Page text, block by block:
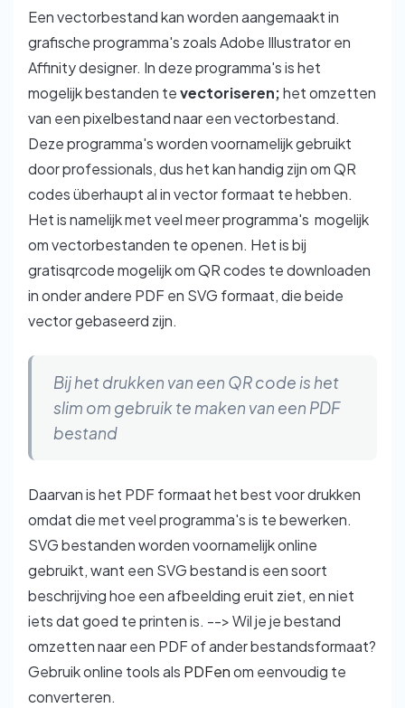
Een vectorbestand kan worden aangemaakt in
grafische programma's zoals Adobe Illustrator en
Affinity designer. In deze programma's is het
mogelijk bestanden tevectoriseren;het omzetten
van een pixelbestand naar een vectorbestand.
Deze programma's worden voornamelijk gebruikt
door professionals, dus het kan handig zijn om QR
codes überhaupt al in vector formaat te hebben.
Het is namelijk met veel meer programma's mogelijk
om vectorbestanden te openen. Het is bij
gratisqrcode mogelijk om QR codes te downloaden
in onder andere PDF en SVG formaat, die beide
vector gebaseerd zijn.
Bij het drukken van een QR code is het
slim om gebruik te maken van een PDF
bestand
Daarvan is het PDF formaat het best voor drukken
omdat die met veel programma's is te bewerken.
SVG bestanden worden voornamelijk online
gebruikt, want een SVG bestand is een soort
beschrijving hoe een afbeelding eruit ziet, en niet
iets dat goed te printen is. --> Wil je je bestand
omzetten naar een PDF of ander bestandsformaat?
Gebruik online tools als PDFenom eenvoudig te
converteren.